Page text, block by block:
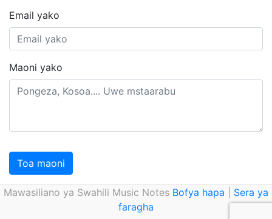
Email yako
Maoni yako
Toa maoni
Mawasiliano ya Swahili Music Notes Bofya hapa
Sera ya
faragha